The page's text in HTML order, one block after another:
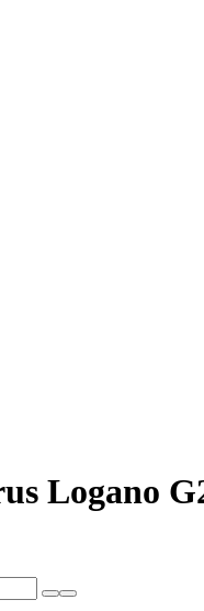
Logano